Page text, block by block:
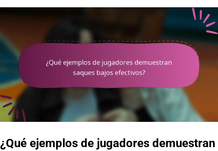
¿Qué ejemplos de jugadores demuestran